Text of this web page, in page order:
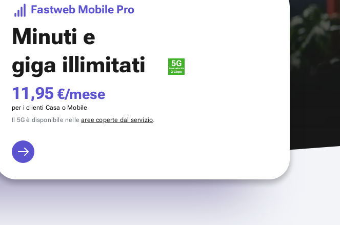
Fastweb Mobile Pro
Minuti e
giga illimitati
11,95 €/mese
per i clienti Casa o Mobile
Il 5G è disponibile nellearee coperte dal servizio.